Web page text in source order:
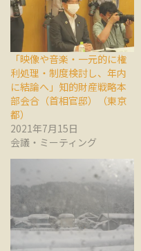
「映像や音楽・一元的に権
利処理・制度検討し、年内
に結論へ」知的財産戦略本
部会合（首相官邸）（東京
都）
2021年7月15日
会議・ミーティング